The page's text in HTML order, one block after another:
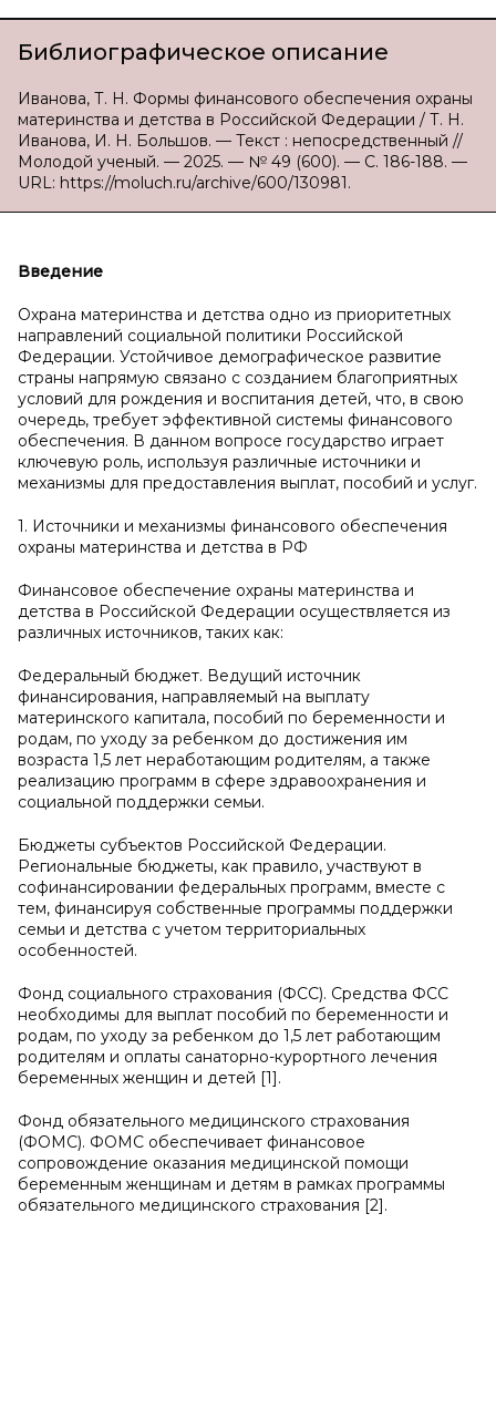
Библиографическое описание
Иванова, Т. Н. Формы финансового обеспечения охраны
материнства и детства в Российской Федерации / Т. Н.
Иванова, И. Н. Большов. — Текст : непосредственный //
Молодой ученый. — 2025. — № 49 (600). — С. 186-188. —
URL: https://moluch.ru/archive/600/130981.
Введение
Охрана материнства и детства одно из приоритетных
направлений социальной политики Российской
Федерации. Устойчивое демографическое развитие
страны напрямую связано с созданием благоприятных
условий для рождения и воспитания детей, что, в свою
очередь, требует эффективной системы финансового
обеспечения. В данном вопросе государство играет
ключевую роль, используя различные источники и
механизмы для предоставления выплат, пособий и услуг.
1. Источники и механизмы финансового обеспечения
охраны материнства и детства в РФ
Финансовое обеспечение охраны материнства и
детства в Российской Федерации осуществляется из
различных источников, таких как:
Федеральный бюджет. Ведущий источник
финансирования, направляемый на выплату
материнского капитала, пособий по беременности и
родам, по уходу за ребенком до достижения им
возраста 1,5 лет неработающим родителям, а также
реализацию программ в сфере здравоохранения и
социальной поддержки семьи.
Бюджеты субъектов Российской Федерации.
Региональные бюджеты, как правило, участвуют в
софинансировании федеральных программ, вместе с
тем, финансируя собственные программы поддержки
семьи и детства с учетом территориальных
особенностей.
Фонд социального страхования (ФСС). Средства ФСС
необходимы для выплат пособий по беременности и
родам, по уходу за ребенком до 1,5 лет работающим
родителям и оплаты санаторно-курортного лечения
беременных женщин и детей [1].
Фонд обязательного медицинского страхования
(ФОМС). ФОМС обеспечивает финансовое
сопровождение оказания медицинской помощи
беременным женщинам и детям в рамках программы
обязательного медицинского страхования [2].